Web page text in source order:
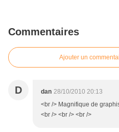
Commentaires
Ajouter un
D dan 28/10/2010 20:13
<br /> Magnifique de
<br /> <br /> <br />